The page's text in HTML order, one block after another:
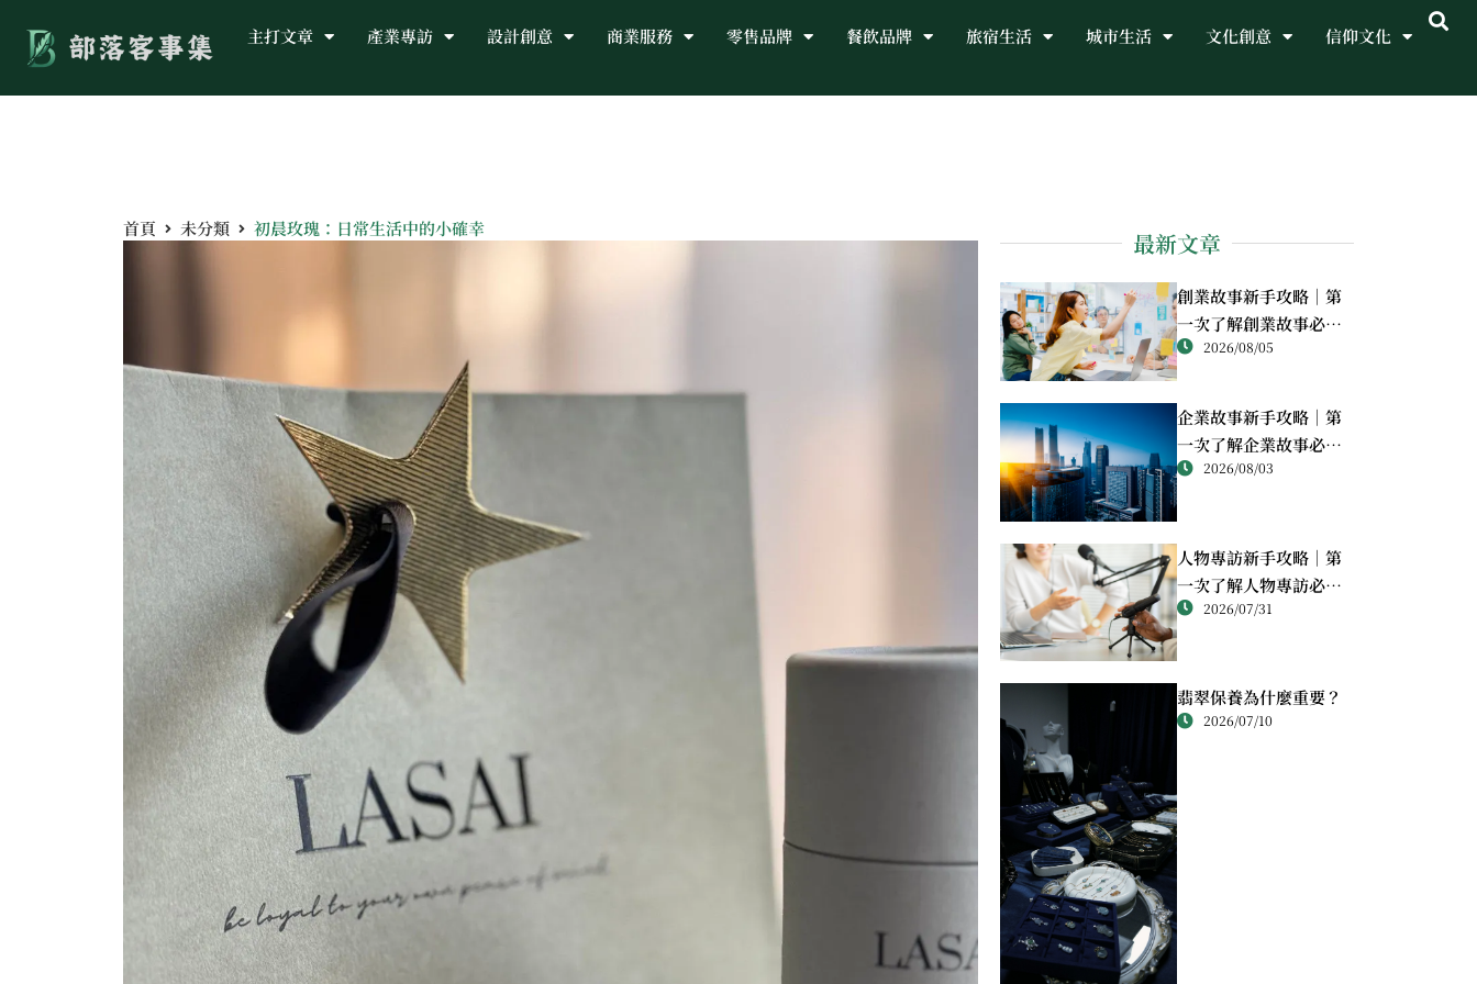
主打文章 產業專訪 設計創意 商業服務 零售品牌 餐飲品牌 旅宿生活 城市生活 文化創意 信仰文化
首頁 未分類 初晨玫瑰：日常生活中的小確幸 最新文章
創業故事新手攻略｜第
一次了解創業故事必讀
重點2026/08/05
企業故事新手攻略｜第
一次了解企業故事必讀
重點2026/08/03
人物專訪新手攻略｜第
一次了解人物專訪必讀
重點2026/07/31
翡翠保養為什麼重要？
2026/07/10